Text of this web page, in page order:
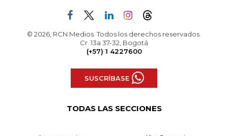
© 2026, RCN Medios. Todos los derechos reservados.
Cr. 13a 37-32, Bogotá
(+57) 1 4227600
SUSCRÍBASE
TODAS LAS SECCIONES